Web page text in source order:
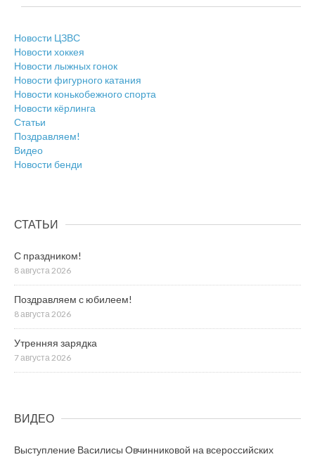
Новости ЦЗВС
Новости хоккея
Новости лыжных гонок
Новости фигурного катания
Новости конькобежного спорта
Новости кёрлинга
Статьи
Поздравляем!
Видео
Новости бенди
СТАТЬИ
С праздником!
8 августа 2026
Поздравляем с юбилеем!
8 августа 2026
Утренняя зарядка
7 августа 2026
ВИДЕО
Выступление Василисы Овчинниковой на всероссийских